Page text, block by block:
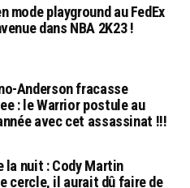
mode playground au FedEx
dans NBA 2K23 !
Anderson fracasse
: le Warrior postule au
avec cet assassinat !!!
la nuit : Cody Martin
cercle, il aurait dû faire de